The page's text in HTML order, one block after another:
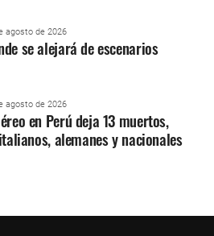
agosto de 2026
se alejará de escenarios
agosto de 2026
en Perú deja 13 muertos,
alemanes y nacionales